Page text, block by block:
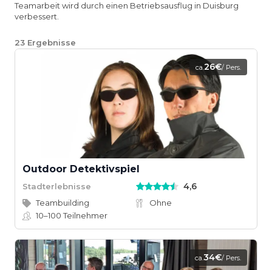
Teamarbeit wird durch einen Betriebsausflug in Duisburg
verbessert.
23 Ergebnisse
ca.26€/ Pers.
Outdoor Detektivspiel
Stadterlebnisse 4,6
Teambuilding
Ohne
10–100Teilnehmer
ca.34€/ Pers.